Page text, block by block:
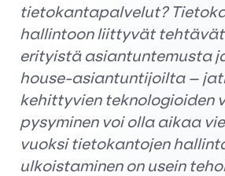
tietokantapalvelut?
hallintoon liittyvät
erityistä asiantuntemusta
house-asiantuntijoilta –
kehittyvien teknologioiden
pysyminen voi olla aikaa
vuoksi tietokantojen
ulkoistaminen on usein